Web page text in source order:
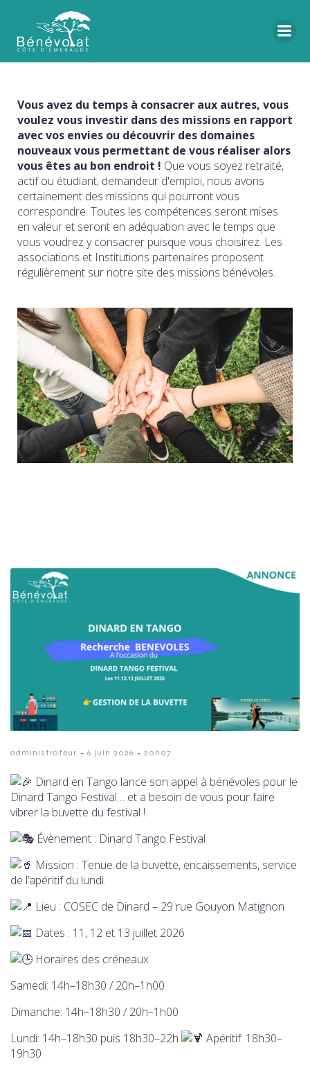
Vous avez du temps à consacrer aux autres, vous
voulez vous investir dans des missions en rapport
avec vos envies ou découvrir des domaines
nouveaux vous permettant de vous réaliser alors
vous êtes au bon endroit ! Que vous soyez retraité,
actif ou étudiant, demandeur d'emploi, nous avons
certainement des missions qui pourront vous
correspondre. Toutes les compétences seront mises
en valeur et seront en adéquation avec le temps que
vous voudrez y consacrer puisque vous choisirez. Les
associations et Institutions partenaires proposent
régulièrement sur notre site des missions bénévoles.
administrateur - 6 juin 2026 - 20h07
Dinard en Tango lance son appel à bénévoles pour le
Dinard Tango Festival… et a besoin de vous pour faire
vibrer la buvette du festival !
Évènement : Dinard Tango Festival
Mission : Tenue de la buvette, encaissements, service
de l’apéritif du lundi.
Lieu : COSEC de Dinard – 29 rue Gouyon Matignon
Dates : 11, 12 et 13 juillet 2026
Horaires des créneaux
Samedi: 14h–18h30 / 20h–1h00
Dimanche: 14h–18h30 / 20h–1h00
Lundi: 14h–18h30 puis 18h30–22h
Apéritif: 18h30–
19h30